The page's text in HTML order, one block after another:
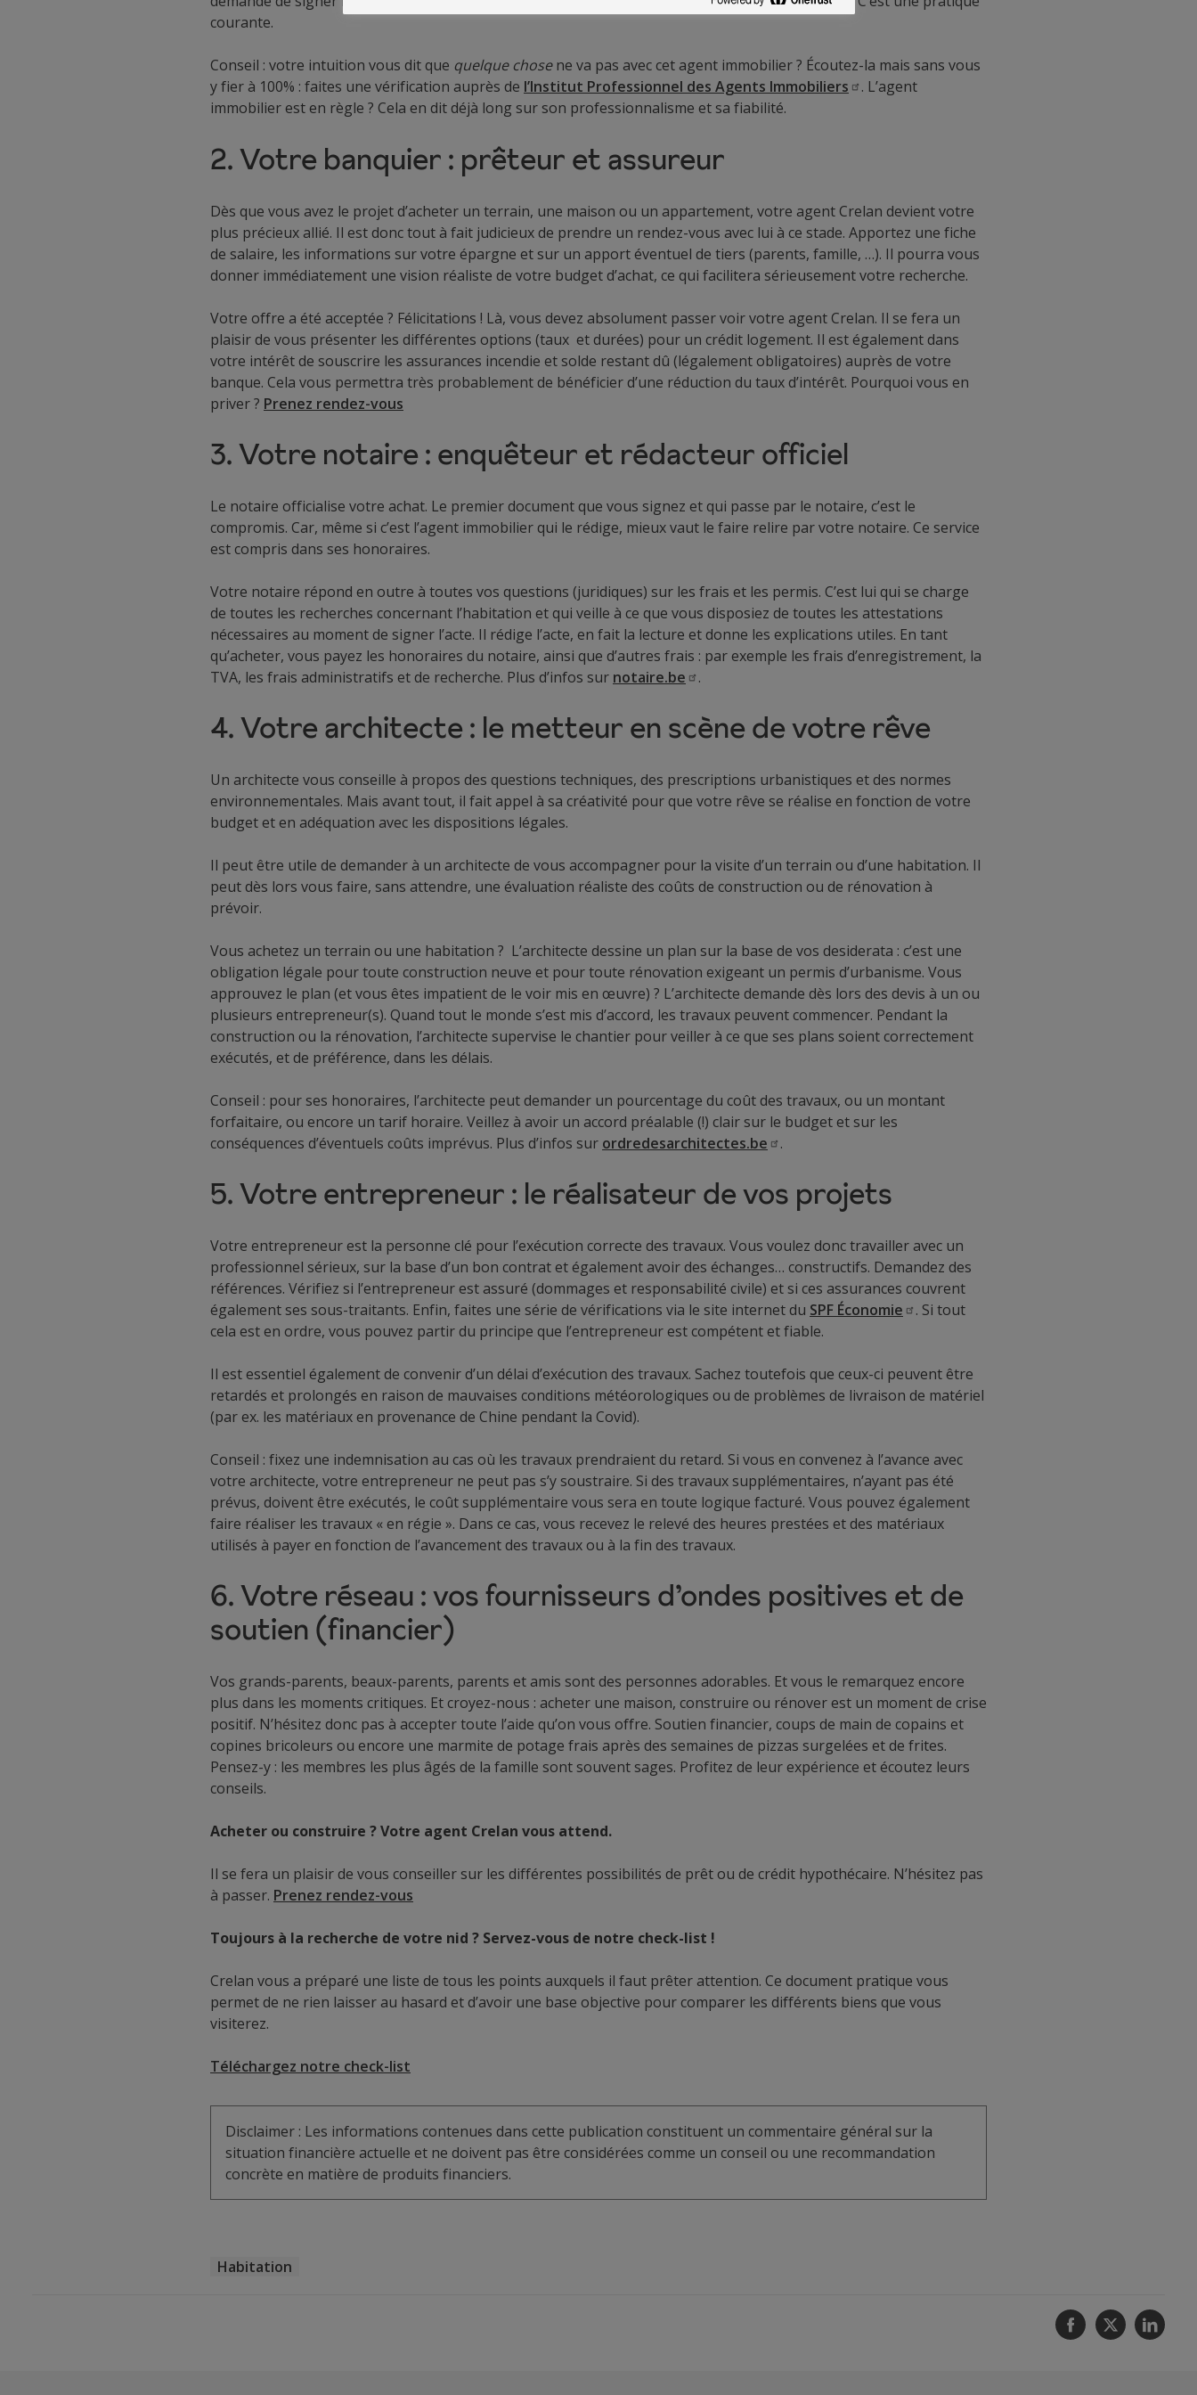
courante.
Conseil : votre intuition vous dit que quelque chosene va pas avec cet agent immobilier ? Écoutez-la mais sans vous
y fier à 100% : faites une vérification auprès de l’Institut Professionnel des Agents Immobiliers
. L’agent
immobilier est en règle ? Cela en dit déjà long sur son professionnalisme et sa fiabilité.
2. Votre banquier : prêteur et assureur
Dès que vous avez le projet d’acheter un terrain, une maison ou un appartement, votre agent Crelan devient votre
plus précieux allié. Il est donc tout à fait judicieux de prendre un rendez-vous avec lui à ce stade. Apportez une fiche
de salaire, les informations sur votre épargne et sur un apport éventuel de tiers (parents, famille, …). Il pourra vous
donner immédiatement une vision réaliste de votre budget d’achat, ce qui facilitera sérieusement votre recherche.
Votre offre a été acceptée ? Félicitations ! Là, vous devez absolument passer voir votre agent Crelan. Il se fera un
plaisir de vous présenter les différentes options (taux et durées) pour un crédit logement. Il est également dans
votre intérêt de souscrire les assurances incendie et solde restant dû (légalement obligatoires) auprès de votre
banque. Cela vous permettra très probablement de bénéficier d’une réduction du taux d’intérêt. Pourquoi vous en
priver ? Prenez rendez-vous
3. Votre notaire : enquêteur et rédacteur officiel
Le notaire officialise votre achat. Le premier document que vous signez et qui passe par le notaire, c’est le
compromis. Car, même si c’est l’agent immobilier qui le rédige, mieux vaut le faire relire par votre notaire. Ce service
est compris dans ses honoraires.
Votre notaire répond en outre à toutes vos questions (juridiques) sur les frais et les permis. C’est lui qui se charge
de toutes les recherches concernant l’habitation et qui veille à ce que vous disposiez de toutes les attestations
nécessaires au moment de signer l’acte. Il rédige l’acte, en fait la lecture et donne les explications utiles. En tant
qu’acheter, vous payez les honoraires du notaire, ainsi que d’autres frais : par exemple les frais d’enregistrement, la
TVA, les frais administratifs et de recherche. Plus d’infos sur notaire.be .
4. Votre architecte : le metteur en scène de votre rêve
Un architecte vous conseille à propos des questions techniques, des prescriptions urbanistiques et des normes
environnementales. Mais avant tout, il fait appel à sa créativité pour que votre rêve se réalise en fonction de votre
budget et en adéquation avec les dispositions légales.
Il peut être utile de demander à un architecte de vous accompagner pour la visite d’un terrain ou d’une habitation. Il
peut dès lors vous faire, sans attendre, une évaluation réaliste des coûts de construction ou de rénovation à
prévoir.
Vous achetez un terrain ou une habitation ? L’architecte dessine un plan sur la base de vos desiderata : c’est une
obligation légale pour toute construction neuve et pour toute rénovation exigeant un permis d’urbanisme. Vous
approuvez le plan (et vous êtes impatient de le voir mis en œuvre) ? L’architecte demande dès lors des devis à un ou
plusieurs entrepreneur(s). Quand tout le monde s’est mis d’accord, les travaux peuvent commencer. Pendant la
construction ou la rénovation, l’architecte supervise le chantier pour veiller à ce que ses plans soient correctement
exécutés, et de préférence, dans les délais.
Conseil : pour ses honoraires, l’architecte peut demander un pourcentage du coût des travaux, ou un montant
forfaitaire, ou encore un tarif horaire. Veillez à avoir un accord préalable (!) clair sur le budget et sur les
conséquences d’éventuels coûts imprévus. Plus d’infos sur ordredesarchitectes.be .
5. Votre entrepreneur : le réalisateur de vos projets
Votre entrepreneur est la personne clé pour l’exécution correcte des travaux. Vous voulez donc travailler avec un
professionnel sérieux, sur la base d’un bon contrat et également avoir des échanges… constructifs. Demandez des
références. Vérifiez si l’entrepreneur est assuré (dommages et responsabilité civile) et si ces assurances couvrent
également ses sous-traitants. Enfin, faites une série de vérifications via le site internet du SPF Économie
. Si tout
cela est en ordre, vous pouvez partir du principe que l’entrepreneur est compétent et fiable.
Il est essentiel également de convenir d’un délai d’exécution des travaux. Sachez toutefois que ceux-ci peuvent être
retardés et prolongés en raison de mauvaises conditions météorologiques ou de problèmes de livraison de matériel
(par ex. les matériaux en provenance de Chine pendant la Covid).
Conseil : fixez une indemnisation au cas où les travaux prendraient du retard. Si vous en convenez à l’avance avec
votre architecte, votre entrepreneur ne peut pas s’y soustraire. Si des travaux supplémentaires, n’ayant pas été
prévus, doivent être exécutés, le coût supplémentaire vous sera en toute logique facturé. Vous pouvez également
faire réaliser les travaux « en régie ». Dans ce cas, vous recevez le relevé des heures prestées et des matériaux
utilisés à payer en fonction de l’avancement des travaux ou à la fin des travaux.
6. Votre réseau : vos fournisseurs d’ondes positives et de
soutien (financier)
Vos grands-parents, beaux-parents, parents et amis sont des personnes adorables. Et vous le remarquez encore
plus dans les moments critiques. Et croyez-nous : acheter une maison, construire ou rénover est un moment de crise
positif. N’hésitez donc pas à accepter toute l’aide qu’on vous offre. Soutien financier, coups de main de copains et
copines bricoleurs ou encore une marmite de potage frais après des semaines de pizzas surgelées et de frites.
Pensez-y : les membres les plus âgés de la famille sont souvent sages. Profitez de leur expérience et écoutez leurs
conseils.
Acheter ou construire ? Votre agent Crelan vous attend.
Il se fera un plaisir de vous conseiller sur les différentes possibilités de prêt ou de crédit hypothécaire. N’hésitez pas
à passer. Prenez rendez-vous
Toujours à la recherche de votre nid ? Servez-vous de notre check-list !
Crelan vous a préparé une liste de tous les points auxquels il faut prêter attention. Ce document pratique vous
permet de ne rien laisser au hasard et d’avoir une base objective pour comparer les différents biens que vous
visiterez.
Téléchargez notre check-list
Disclaimer : Les informations contenues dans cette publication constituent un commentaire général sur la
situation financière actuelle et ne doivent pas être considérées comme un conseil ou une recommandation
concrète en matière de produits financiers.
Habitation
Facebook
Twitter